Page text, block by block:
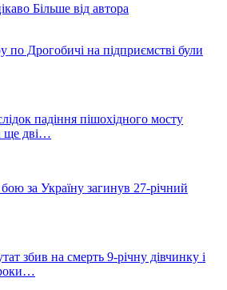
Більше від автора
по Дрогобичі на підприємстві були
падіння пішохідного мосту
ще дві…
за Україну загинув 27-річний
збив на смерть 9-річну дівчинку і